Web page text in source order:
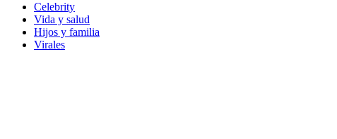
Celebrity
Vida y salud
Hijos y familia
Virales